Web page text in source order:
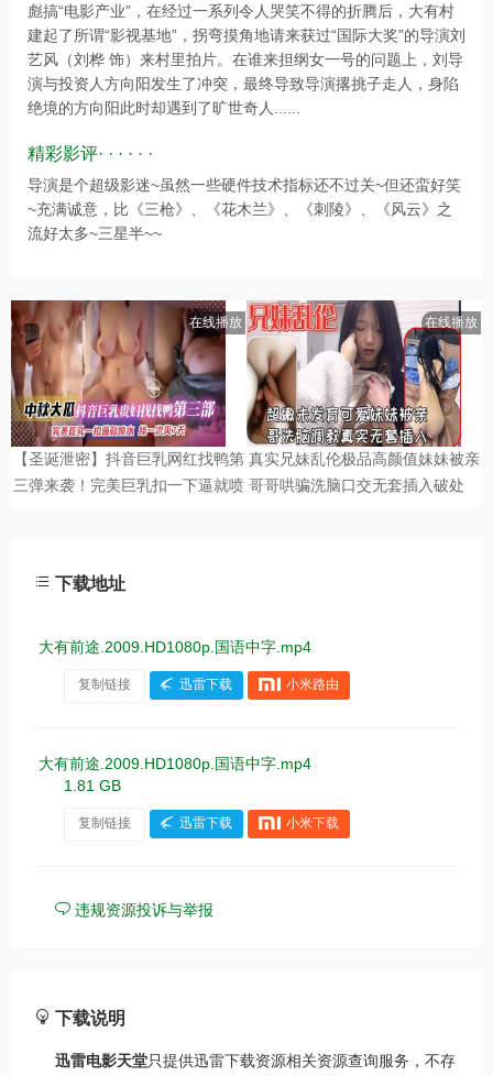
彪搞“电影产业”，在经过一系列令人哭笑不得的折腾后，大有村
建起了所谓“影视基地”，拐弯摸角地请来获过“国际大奖”的导演刘
艺风（刘桦 饰）来村里拍片。在谁来担纲女一号的问题上，刘导
演与投资人方向阳发生了冲突，最终导致导演撂挑子走人，身陷
绝境的方向阳此时却遇到了旷世奇人......
精彩影评· · · · · ·
导演是个超级影迷~虽然一些硬件技术指标还不过关~但还蛮好笑
~充满诚意，比《三枪》、《花木兰》、《刺陵》、《风云》之
流好太多~三星半~~
下载地址
大有前途.2009.HD1080p.国语中字.mp4
复制链接 迅雷下载 小米路由
大有前途.2009.HD1080p.国语中字.mp4
1.81 GB
复制链接 迅雷下载 小米下载
违规资源投诉与举报
下载说明
迅雷电影天堂只提供迅雷下载资源相关资源查询服务，不存